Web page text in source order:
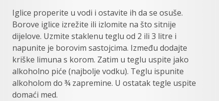
Iglice properite u vodi i ostavite ih da se osuše.
Borove iglice izrežite ili izlomite na što sitnije
dijelove. Uzmite staklenu teglu od 2 ili 3 litre i
napunite je borovim sastojcima. Između dodajte
kriške limuna s korom. Zatim u teglu uspite jako
alkoholno piće (najbolje vodku). Teglu ispunite
alkoholom do ¾ zapremine. U ostatak tegle uspite
domaći med.